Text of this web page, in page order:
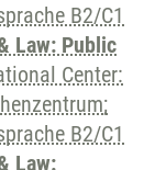
B2/C1
Law: Public
Center:
B2/C1
Law: